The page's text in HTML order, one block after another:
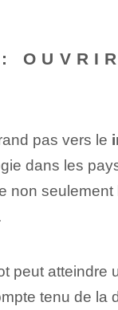
pas vers ⁤le
dans les
peut atteindre
tenu de